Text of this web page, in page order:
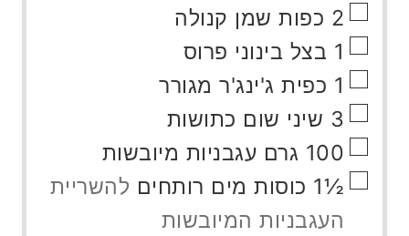
▢
2 כפות שמן קנולה
▢
1 בצל בינוני פרוס
▢
1 כפית ג'ינג'ר מגורר
▢
3 שיני שום כתושות
▢
100 גרם עגבניות מיובשות
▢
½1 כוסות מים רותחים להשריית
העגבניות המיובשות